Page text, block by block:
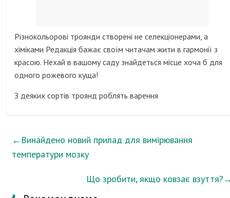
Різнокольорові троянди створені не селекціонерами, а
хіміками Редакція бажає своїм читачам жити в гармонії з
красою. Нехай в вашому саду знайдеться місце хоча б для
одного рожевого куща!
З деяких сортів троянд роблять варення
← Винайдено новий прилад для вимірювання
температури мозку
Що зробити, якщо ковзає взуття?